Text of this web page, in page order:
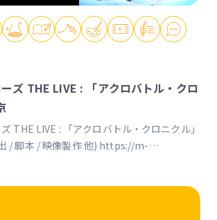
ズ THE LIVE : 「アクロバトル・クロ
THE LIVE : 「アクロバトル・クロニクル」
/ 映像製作 他) https://m-